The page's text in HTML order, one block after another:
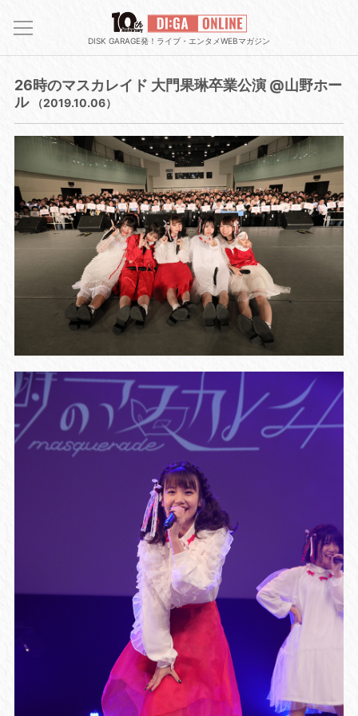
DISK GARAGE発！ライブ・エンタメWEBマガジン
26時のマスカレイド 大門果琳卒業公演 @山野ホー
ル
（2019.10.06）